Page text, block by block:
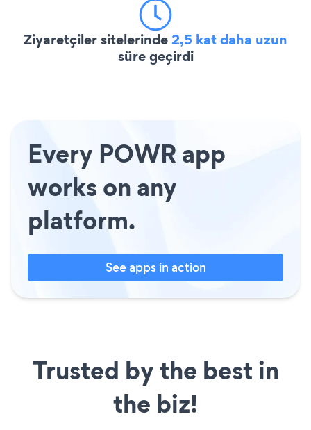
Ziyaretçiler sitelerinde2,5 kat daha uzun
süre geçirdi
Every POWR app
works on any
platform.
See apps in action
Trusted by the best in
the biz!